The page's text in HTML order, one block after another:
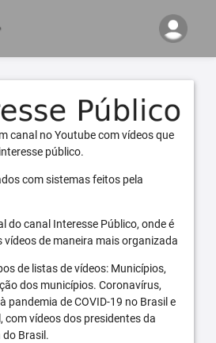
canal no Youtube com vídeos que
público.
com sistemas feitos pela
do canal Interesse Público, onde é
vídeos de maneira mais organizada
de listas de vídeos: Municípios,
dos municípios. Coronavírus,
pandemia de COVID-19 no Brasil e
com vídeos dos presidentes da
do Brasil.